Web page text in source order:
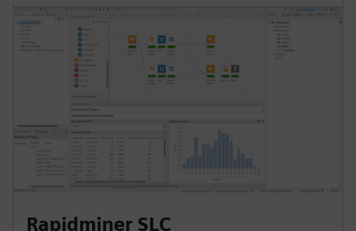
Rapidminer SLC